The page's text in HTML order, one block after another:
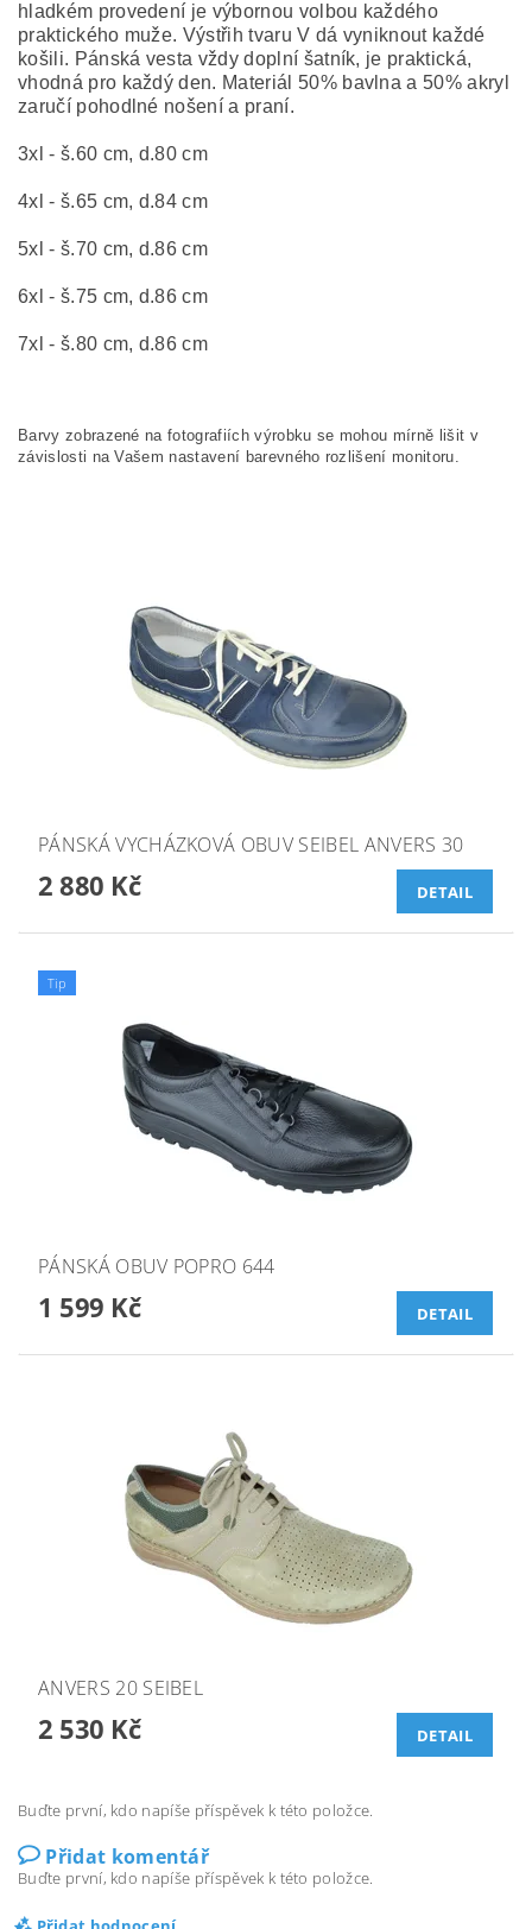
hladkém provedení je výbornou volbou každého
praktického muže. Výstřih tvaru V dá vyniknout každé
košili. Pánská vesta vždy doplní šatník, je praktická,
vhodná pro každý den. Materiál 50% bavlna a 50% akryl
zaručí pohodlné nošení a praní.
3xl - š.60 cm, d.80 cm
4xl - š.65 cm, d.84 cm
5xl - š.70 cm, d.86 cm
6xl - š.75 cm, d.86 cm
7xl - š.80 cm, d.86 cm
Barvy zobrazené na fotografiích výrobku se mohou mírně lišit v
závislosti na Vašem nastavení barevného rozlišení monitoru.
PÁNSKÁ VYCHÁZKOVÁ OBUV SEIBEL ANVERS 30
2 880 Kč DETAIL
Tip
PÁNSKÁ OBUV POPRO 644
1 599 Kč DETAIL
ANVERS 20 SEIBEL
2 530 Kč DETAIL
Buďte první, kdo napíše příspěvek k této položce.
Přidat komentář
Buďte první, kdo napíše příspěvek k této položce.